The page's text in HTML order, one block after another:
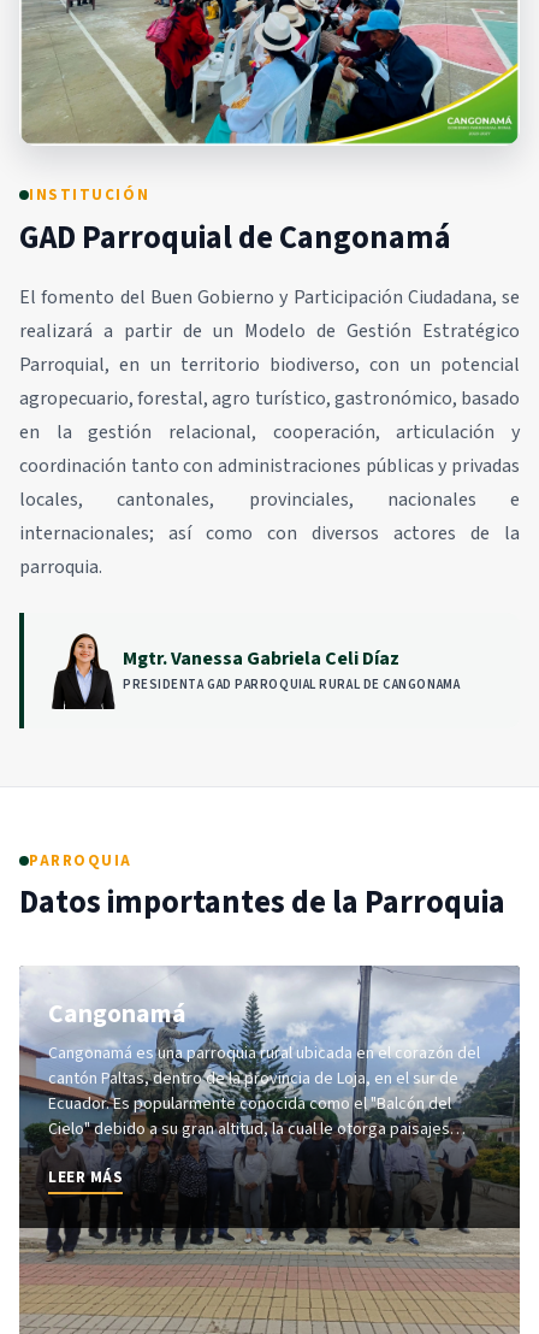
INSTITUCIÓN
GAD Parroquial de Cangonamá
El fomento del Buen Gobierno y Participación Ciudadana, se
realizará a partir de un Modelo de Gestión Estratégico
Parroquial, en un territorio biodiverso, con un potencial
agropecuario, forestal, agro turístico, gastronómico, basado
en la gestión relacional, cooperación, articulación y
coordinación tanto con administraciones públicas y privadas
locales, cantonales, provinciales, nacionales e
internacionales; así como con diversos actores de la
parroquia.
Mgtr. Vanessa Gabriela Celi Díaz
PRESIDENTA GAD PARROQUIAL RURAL DE CANGONAMA
PARROQUIA
Datos importantes de la Parroquia
Cangonamá
Cangonamá es una parroquia rural ubicada en el corazón del
cantón Paltas, dentro de la provincia de Loja, en el sur de
Ecuador. Es popularmente conocida como el "Balcón del
Cielo" debido a su gran altitud, la cual le otorga paisajes
montañosos únicos y un clima privilegiado ideal para la salud.
LEER MÁS